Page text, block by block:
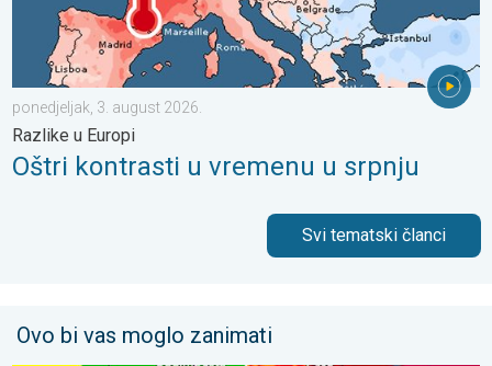
ponedjeljak, 3. august 2026.
Razlike u Europi
Oštri kontrasti u vremenu u srpnju
Svi tematski članci
Ovo bi vas moglo zanimati